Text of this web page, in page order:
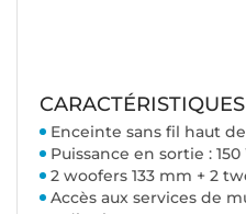
Enceinte sans fil haut
Puissance en sortie :
2 woofers 133 mm + 2
Accès aux services de